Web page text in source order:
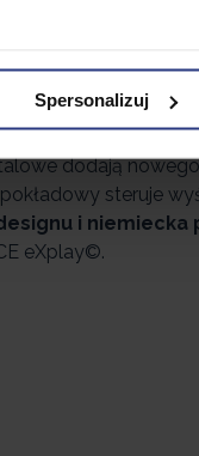
Spersonalizuj
pojazd z ruchu.
wilgotności
nasze produkty.
GARAŻU!
dodają
steruje
i niemiecka
eXplay©.